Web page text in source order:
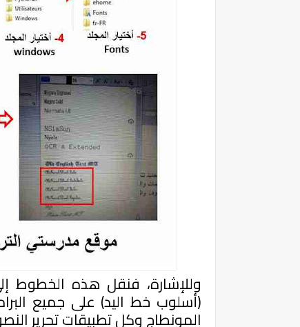
وللإشارة، فنقل هذه الخطوط
(أسلوب خط اليد) على جميع
المونطاج وكل تطبيقات تحرير